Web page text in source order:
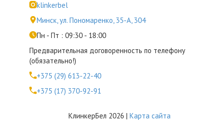
klinkerbel
Минск, ул. Пономаренко, 35-А, 304
Пн - Пт : 09:30 - 18:00
Предварительная договоренность по телефону
(обязательно!)
+375 (29) 613-22-40
+375 (17) 370-92-91
КлинкерБел 2026 | Карта сайта